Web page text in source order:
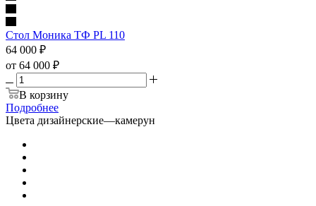
Стол Моника ТФ PL 110
64 000 ₽
от 64 000 ₽
В корзину
Подробнее
Цвета дизайнерские—камерун